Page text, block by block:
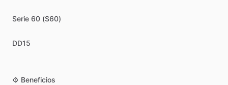
Serie 60 (S60)
DD15
⚙️ Beneficios